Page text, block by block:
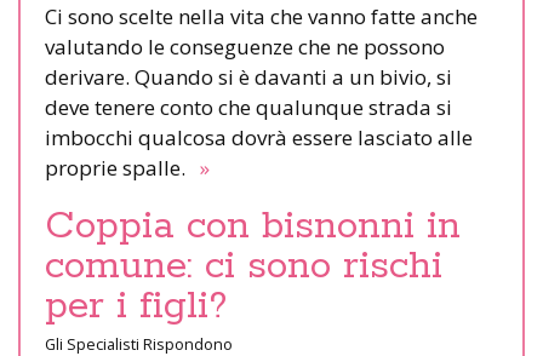
Ci sono scelte nella vita che vanno fatte anche
valutando le conseguenze che ne possono
derivare. Quando si è davanti a un bivio, si
deve tenere conto che qualunque strada si
imbocchi qualcosa dovrà essere lasciato alle
proprie spalle. »
Coppia con bisnonni in
comune: ci sono rischi
per i figli?
Gli Specialisti Rispondono